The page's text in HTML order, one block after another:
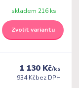
skladem 216 ks
Zvolit variantu
1 130 Kč/ks
934 Kčbez DPH